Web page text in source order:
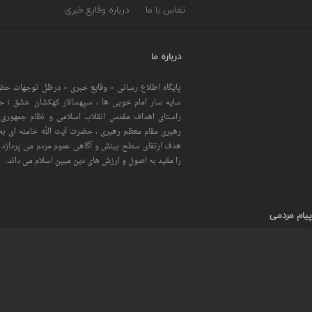
تماس با ما درباره وقایع خبری
درباره ما
پایگاه اطلاع رسانی « وقایع خبری » درظل توجهات
سایه سار امام خوبی ها ، سپهسالار کهکشان عشق
راستای اهداف مقدس انقلاب اسلامی و نظام
رهبری مقام معظم رهبری ، حضرت آیت الله خامنه ای
هدف ارتقای سطح بینش و آگاهی عموم مردم می
را مقید به اصول و ارزش های دین مبین اسلام می داند.
پیام مردمی